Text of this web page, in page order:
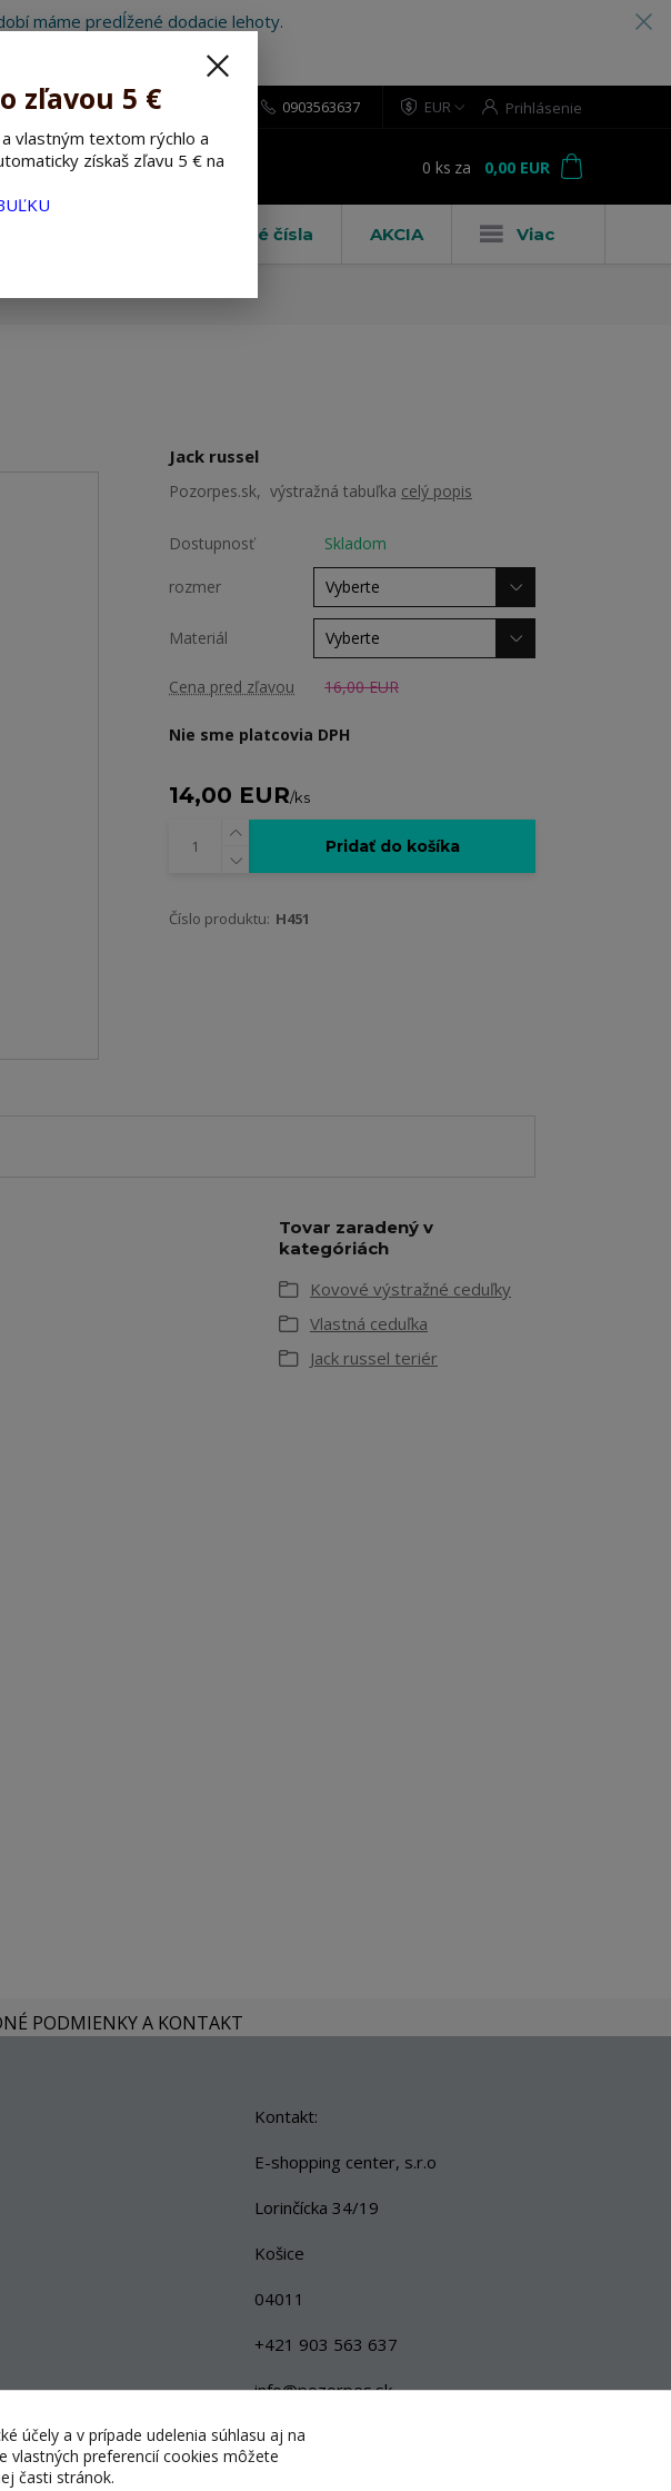
máme predĺžené dodacie lehoty.
EUR Prihlásenie
Hľadať
0903563637
0 ks za 0,00 EUR
Domové čísla AKCIA Viac
Jack russel
Pozorpes.sk, výstražná tabuľka celý popis
Dostupnosť Skladom
rozmer
Materiál
Cena pred zľavou 16,00 EUR
Nie sme platcovia DPH
14,00 EUR/ks
Pridať do košíka
Číslo produktu: H451
Tovar zaradený v
kategóriách
Kovové výstražné ceduľky
Vlastná ceduľka
Jack russel teriér
PODMIENKY A KONTAKT
Kontakt:
E-shopping center, s.r.o
Lorinčícka 34/19
Košice
04011
+421 903 563 637
info@pozorpes.sk
zľavou 5 €
vlastným textom rýchlo a
získaš zľavu 5 € na
účely a v prípade udelenia súhlasu aj na
vlastných preferencií cookies môžete
časti stránok.